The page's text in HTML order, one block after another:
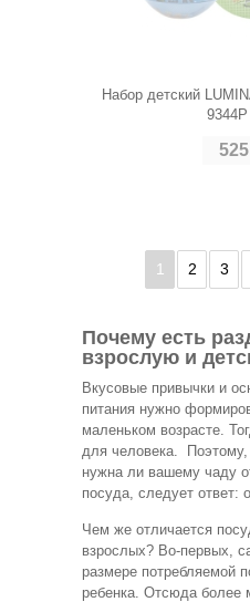
Набор детский
525
1 2 3
Почему есть
взрослую и
Вкусовые привычки и
питания нужно
маленьком возрасте.
для человека. Поэтому,
нужна ли вашему чаду
посуда, следует ответ:
Чем же отличается
взрослых? Во-первых,
размере потребляемой
ребенка. Отсюда